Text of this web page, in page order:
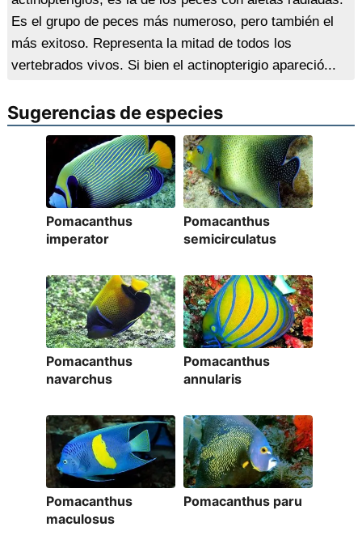
Es el grupo de peces más numeroso, pero también el
más exitoso. Representa la mitad de todos los
vertebrados vivos. Si bien el actinopterigio apareció...
Sugerencias de especies
Pomacanthus
imperator
Pomacanthus
semicirculatus
Pomacanthus
navarchus
Pomacanthus
annularis
Pomacanthus
maculosus
Pomacanthus paru